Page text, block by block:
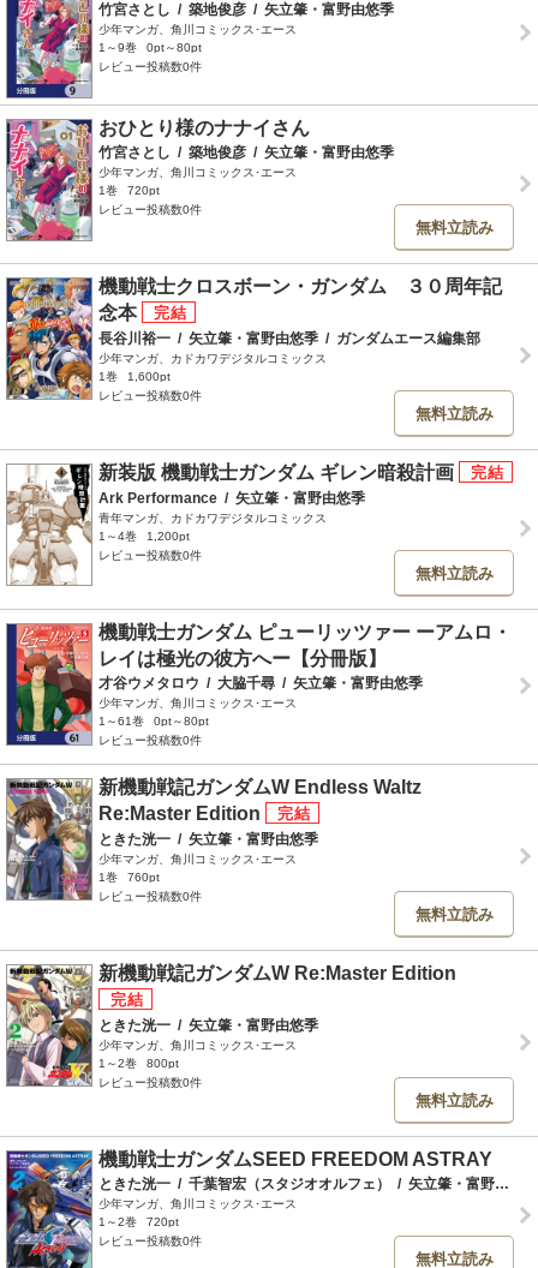
竹宮さとし / 築地俊彦 / 矢立肇・富野由悠季
少年マンガ、角川コミックス･エース
1～9巻
0pt～80pt
レビュー投稿数0件
おひとり様のナナイさん
竹宮さとし / 築地俊彦 / 矢立肇・富野由悠季
少年マンガ、角川コミックス･エース
1巻
720pt
レビュー投稿数0件
無料立読み
機動戦士クロスボーン・ガンダム ３０周年記
念本
長谷川裕一 / 矢立肇・富野由悠季 / ガンダムエース編集部
少年マンガ、カドカワデジタルコミックス
1巻
1,600pt
レビュー投稿数0件
無料立読み
新装版 機動戦士ガンダム ギレン暗殺計画
Ark Performance / 矢立肇・富野由悠季
青年マンガ、カドカワデジタルコミックス
1～4巻
1,200pt
レビュー投稿数0件
無料立読み
機動戦士ガンダム ピューリッツァー ーアムロ・
レイは極光の彼方へー【分冊版】
才谷ウメタロウ / 大脇千尋 / 矢立肇・富野由悠季
少年マンガ、角川コミックス･エース
1～61巻
0pt～80pt
レビュー投稿数0件
新機動戦記ガンダムW Endless Waltz
Re:Master Edition
ときた洸一 / 矢立肇・富野由悠季
少年マンガ、角川コミックス･エース
1巻
760pt
レビュー投稿数0件
無料立読み
新機動戦記ガンダムW Re:Master Edition
ときた洸一 / 矢立肇・富野由悠季
少年マンガ、角川コミックス･エース
1～2巻
800pt
レビュー投稿数0件
無料立読み
機動戦士ガンダムSEED FREEDOM ASTRAY
ときた洸一 / 千葉智宏（スタジオオルフェ） / 矢立肇・富野由悠季
少年マンガ、角川コミックス･エース
1～2巻
720pt
レビュー投稿数0件
無料立読み